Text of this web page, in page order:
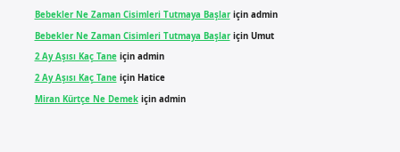
Bebekler Ne Zaman Cisimleri Tutmaya Başlariçin admin
Bebekler Ne Zaman Cisimleri Tutmaya Başlariçin Umut
2 Ay Aşısı Kaç Taneiçin admin
2 Ay Aşısı Kaç Taneiçin Hatice
Miran Kürtçe Ne Demekiçin admin